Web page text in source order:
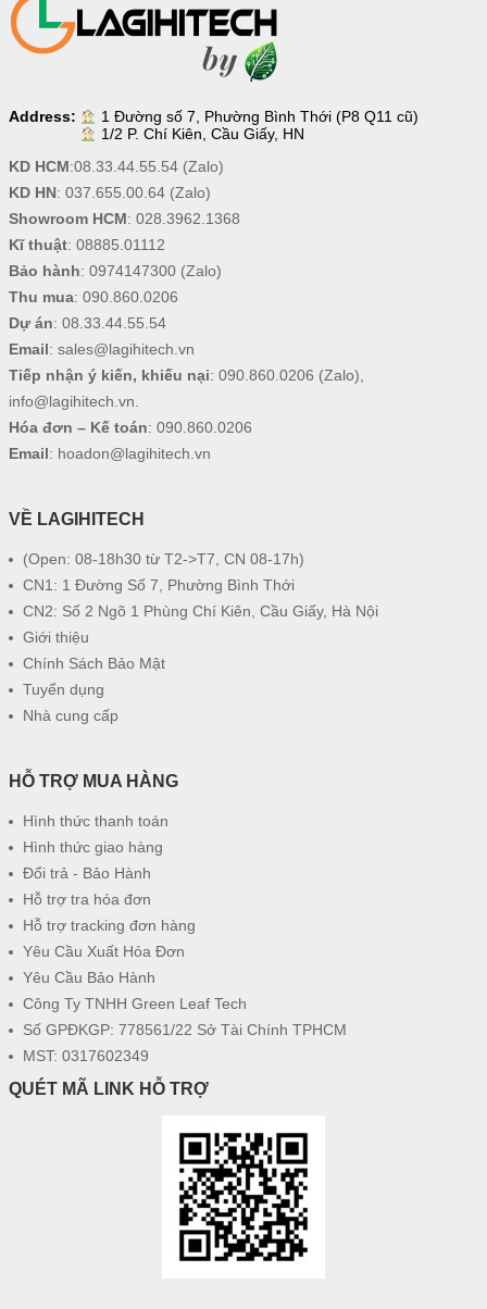
Address:
1 Đường số 7, Phường Bình Thới (P8 Q11 cũ)
1/2 P. Chí Kiên, Cầu Giấy, HN
KD HCM:08.33.44.55.54(Zalo)
KD HN: 037.655.00.64(Zalo)
Showroom HCM: 028.3962.1368
Kĩ thuật: 08885.01112
Bảo hành: 0974147300(Zalo)
Thu mua: 090.860.0206
Dự án: 08.33.44.55.54
Email: sales@lagihitech.vn
Tiếp nhận ý kiến, khiếu nại: 090.860.0206 (Zalo),
info@lagihitech.vn.
Hóa đơn – Kế toán: 090.860.0206
Email: hoadon@lagihitech.vn
VỀ LAGIHITECH
(Open: 08-18h30 từ T2->T7, CN 08-17h)
CN1: 1 Đường Số 7, Phường Bình Thới
CN2: Số 2 Ngõ 1 Phùng Chí Kiên, Cầu Giấy, Hà Nội
Giới thiệu
Chính Sách Bảo Mật
Tuyển dụng
Nhà cung cấp
HỖ TRỢ MUA HÀNG
Hình thức thanh toán
Hình thức giao hàng
Đổi trả - Bảo Hành
Hỗ trợ tra hóa đơn
Hỗ trợ tracking đơn hàng
Yêu Cầu Xuất Hóa Đơn
Yêu Cầu Bảo Hành
Công Ty TNHH Green Leaf Tech
Số GPĐKGP: 778561/22 Sở Tài Chính TPHCM
MST: 0317602349
QUÉT MÃ LINK HỖ TRỢ